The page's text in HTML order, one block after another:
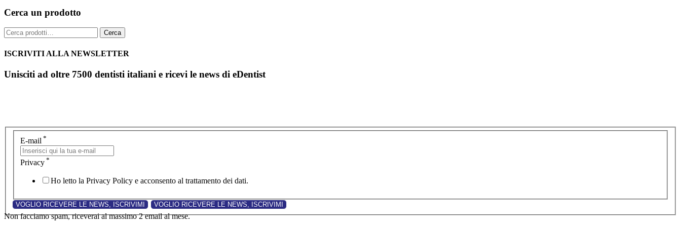
Cerca un prodotto
Cerca: Cerca
ISCRIVITI ALLA NEWSLETTER
Unisciti ad oltre 7500 dentisti italiani e ricevi le news di eDentist
E-mail *
Privacy *
Ho letto la Privacy Policy e acconsento al trattamento dei dati.
Non facciamo spam, riceverai al massimo 2 email al mese.